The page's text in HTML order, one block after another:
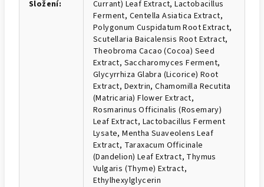
Složení:
Currant) Leaf Extract, Lactobacillus
Ferment, Centella Asiatica Extract,
Polygonum Cuspidatum Root Extract,
Scutellaria Baicalensis Root Extract,
Theobroma Cacao (Cocoa) Seed
Extract, Saccharomyces Ferment,
Glycyrrhiza Glabra (Licorice) Root
Extract, Dextrin, Chamomilla Recutita
(Matricaria) Flower Extract,
Rosmarinus Officinalis (Rosemary)
Leaf Extract, Lactobacillus Ferment
Lysate, Mentha Suaveolens Leaf
Extract, Taraxacum Officinale
(Dandelion) Leaf Extract, Thymus
Vulgaris (Thyme) Extract,
Ethylhexylglycerin